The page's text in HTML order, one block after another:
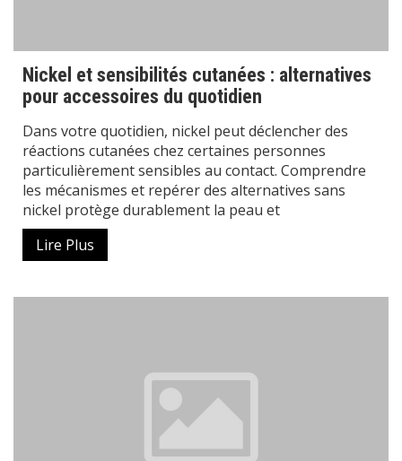
Nickel et sensibilités cutanées : alternatives
pour accessoires du quotidien
Dans votre quotidien, nickel peut déclencher des
réactions cutanées chez certaines personnes
particulièrement sensibles au contact. Comprendre
les mécanismes et repérer des alternatives sans
nickel protège durablement la peau et
Lire Plus